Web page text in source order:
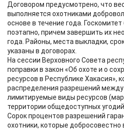
Договором предусмотрено, что
выполняется охотниками
основе в течение года.
поэтапно, причем завершить их
года. Районы, места выкладки,
указаны в договорах.
На сессии Верховного Совета
поправки в закон «Об охоте и о
ресурсов в Республике Хакасия»,
распределения разрешений между
лимитируемые виды ресурсов
территории общедоступных угодий.
Сорок процентов разрешений
охотники, которые